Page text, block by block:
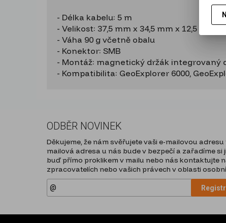
- Délka kabelu: 5 m
- Velikost: 37,5 mm x 34,5 mm x 12,5 mm
- Váha 90 g včetně obalu
- Konektor: SMB
- Montáž: magnetický držák integrovaný
- Kompatibilita: GeoExplorer 6000,
ODBĚR NOVINEK
Děkujeme, že nám svěřujete vaši e-mailovou
mailová adresa u nás bude v bezpečí a zařadíme
buď přímo proklikem v mailu nebo nás kontaktujte
zpracovatelích nebo vašich právech v oblasti